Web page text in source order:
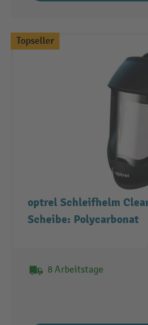
Topseller
optrel Schleifhelm
Scheibe: Polycarbonat
8 Arbeitstage